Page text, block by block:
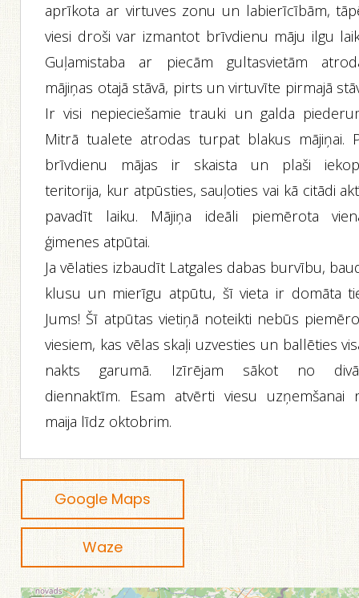
aprīkota ar virtuves zonu un labierīcībām,
viesi droši var izmantot brīvdienu māju ilgu
Guļamistaba ar piecām gultasvietām
mājiņas otajā stāvā, pirts un virtuvīte pirmajā
Ir visi nepieciešamie trauki un galda
Mitrā tualete atrodas turpat blakus mājiņai.
brīvdienu mājas ir skaista un plaši
teritorija, kur atpūsties, sauļoties vai kā citādi
pavadīt laiku. Mājiņa ideāli piemērota
ģimenes atpūtai.
Ja vēlaties izbaudīt Latgales dabas burvību,
klusu un mierīgu atpūtu, šī vieta ir domāta
Jums! Šī atpūtas vietiņā noteikti nebūs
viesiem, kas vēlas skaļi uzvesties un ballēties
nakts garumā. Izīrējam sākot no
diennaktīm. Esam atvērti viesu uzņemšanai
maija līdz oktobrim.
Google Maps
Waze